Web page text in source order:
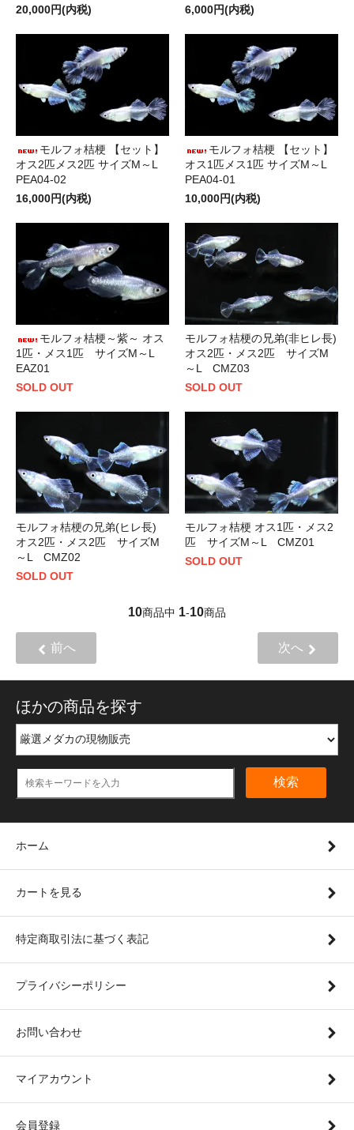
20,000円(内税)
6,000円(内税)
モルフォ桔梗 【セット】
オス2匹メス2匹 サイズM～L
PEA04-02
16,000円(内税)
モルフォ桔梗 【セット】
オス1匹メス1匹 サイズM～L
PEA04-01
10,000円(内税)
モルフォ桔梗～紫～ オス
1匹・メス1匹 サイズM～L
EAZ01
SOLD OUT
モルフォ桔梗の兄弟(非ヒレ長)
オス2匹・メス2匹 サイズM
～L CMZ03
SOLD OUT
モルフォ桔梗の兄弟(ヒレ長)
オス2匹・メス2匹 サイズM
～L CMZ02
SOLD OUT
モルフォ桔梗 オス1匹・メス2
匹 サイズM～L CMZ01
SOLD OUT
10商品中 1-10商品
前へ 次へ
ほかの商品を探す
検索
ホーム
カートを見る
特定商取引法に基づく表記
プライバシーポリシー
お問い合わせ
マイアカウント
会員登録